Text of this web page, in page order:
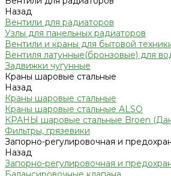
Назад
Вентили для радиаторов
Узлы для панельных радиаторов
Вентили и краны для бытовой
Вентиля латунные(бронзовые) для
Задвижки чугунные
Краны шаровые стальные
Назад
Краны шаровые стальные
Краны шаровые стальные ALSO
КРАНЫ шаровые стальные Broen
Фильтры, грязевики
Запорно-регулировочная и
Назад
Запорно-регулировочная и